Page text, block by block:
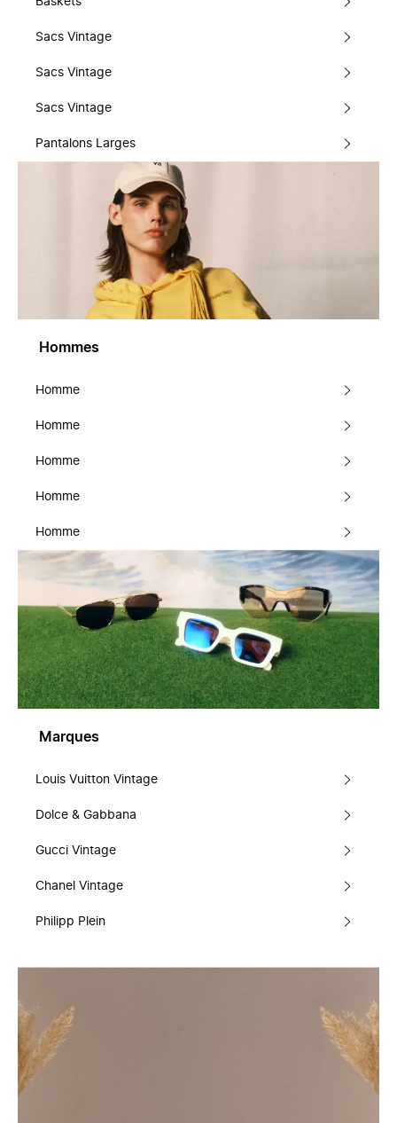
Sacs Vintage
Sacs Vintage
Sacs Vintage
Pantalons Larges
Hommes
Homme
Homme
Homme
Homme
Homme
Marques
Louis Vuitton Vintage
Dolce & Gabbana
Gucci Vintage
Chanel Vintage
Philipp Plein